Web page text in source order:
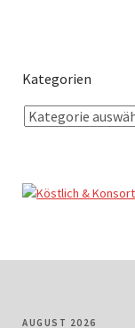
Kategorien
AUGUST 2026